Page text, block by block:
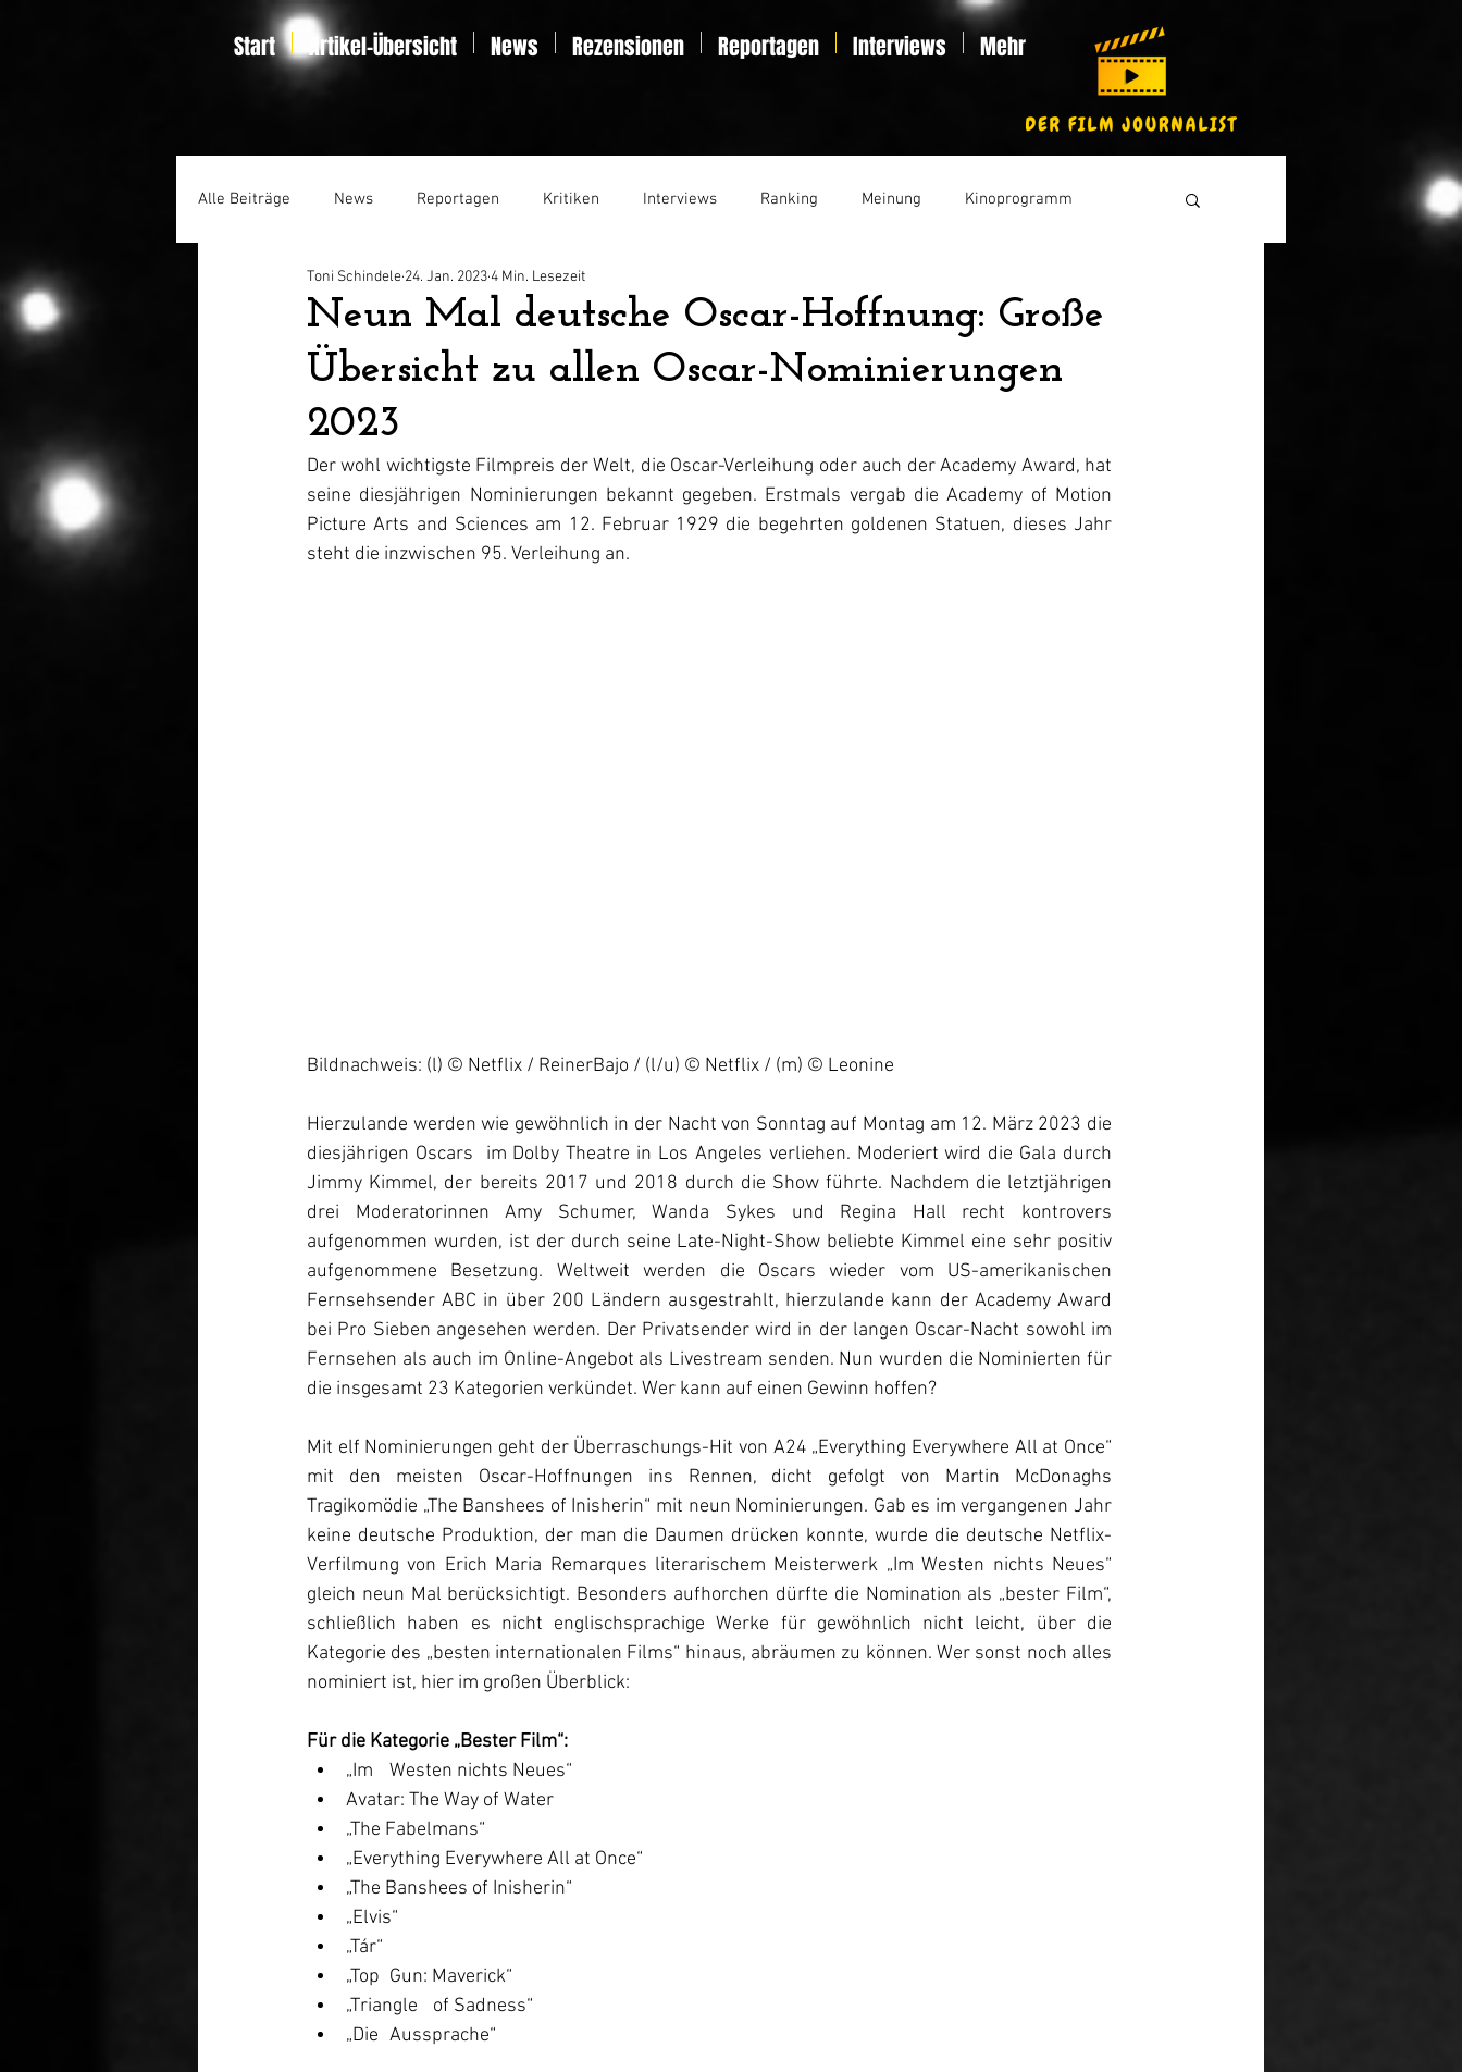
Start Artikel-Übersicht News Rezensionen Reportagen Interviews Mehr
Alle Beiträge News Reportagen Kritiken Interviews Ranking Meinung Kinoprogramm
Home Entertainment Essay
Neun Mal deutsche Oscar-Hoffnung: Große
Übersicht zu allen Oscar-Nominierungen
2023
Toni Schindele 24. Jan. 20234 Min. Lesezeit
Der wohl wichtigste Filmpreis der Welt, die Oscar-Verleihung oder auch der Academy Award, hat
seine diesjährigen Nominierungen bekannt gegeben. Erstmals vergab die Academy of Motion
Picture Arts and Sciences am 12. Februar 1929 die begehrten goldenen Statuen, dieses Jahr
steht die inzwischen 95. Verleihung an.
Bildnachweis: (l) © Netflix / ReinerBajo / (l/u) © Netflix / (m) © Leonine
Hierzulande werden wie gewöhnlich in der Nacht von Sonntag auf Montag am 12. März 2023 die
diesjährigen Oscars  im Dolby Theatre in Los Angeles verliehen. Moderiert wird die Gala durch
Jimmy Kimmel, der bereits 2017 und 2018 durch die Show führte. Nachdem die letztjährigen
drei Moderatorinnen Amy Schumer, Wanda Sykes und Regina Hall recht kontrovers
aufgenommen wurden, ist der durch seine Late-Night-Show beliebte Kimmel eine sehr positiv
aufgenommene Besetzung. Weltweit werden die Oscars wieder vom US-amerikanischen
Fernsehsender ABC in über 200 Ländern ausgestrahlt, hierzulande kann der Academy Award
bei Pro Sieben angesehen werden. Der Privatsender wird in der langen Oscar-Nacht sowohl im
Fernsehen als auch im Online-Angebot als Livestream senden. Nun wurden die Nominierten für
die insgesamt 23 Kategorien verkündet. Wer kann auf einen Gewinn hoffen?
Mit elf Nominierungen geht der Überraschungs-Hit von A24 „Everything Everywhere All at Once“
mit den meisten Oscar-Hoffnungen ins Rennen, dicht gefolgt von Martin McDonaghs
Tragikomödie „The Banshees of Inisherin“ mit neun Nominierungen. Gab es im vergangenen Jahr
keine deutsche Produktion, der man die Daumen drücken konnte, wurde die deutsche Netflix-
Verfilmung von Erich Maria Remarques literarischem Meisterwerk „Im Westen nichts Neues“
gleich neun Mal berücksichtigt. Besonders aufhorchen dürfte die Nomination als „bester Film“,
schließlich haben es nicht englischsprachige Werke für gewöhnlich nicht leicht, über die
Kategorie des „besten internationalen Films“ hinaus, abräumen zu können. Wer sonst noch alles
nominiert ist, hier im großen Überblick:
Für die Kategorie „Bester Film“:
„Im 	Westen nichts Neues“
Avatar: The Way of Water
„The Fabelmans“
„Everything Everywhere All at Once“
„The Banshees of Inisherin“
„Elvis“
„Tár“
„Top 	Gun: Maverick“
„Triangle 	of Sadness“
„Die 	Aussprache“